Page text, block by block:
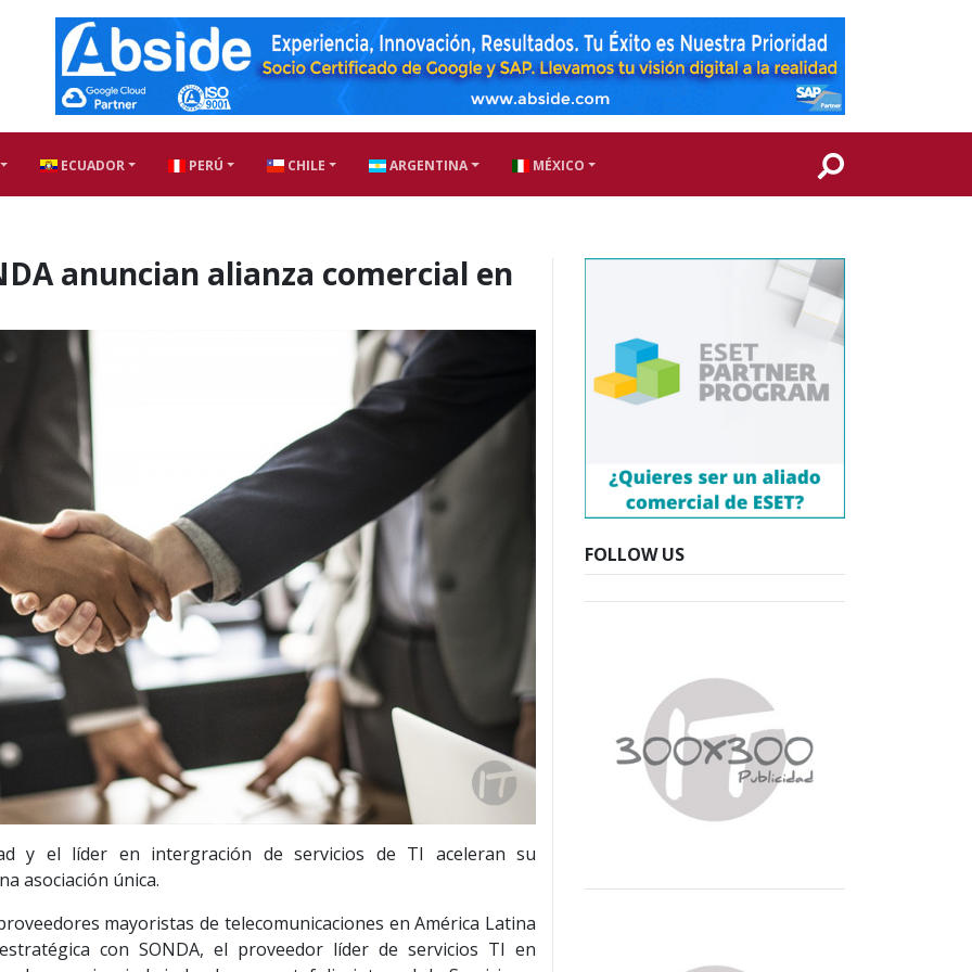
ECUADOR PERÚ CHILE ARGENTINA MÉXICO
anuncian alianza comercial en
y el líder en intergración de servicios de TI aceleran su
asociación única.
mayoristas de telecomunicaciones en América Latina
con SONDA, el proveedor líder de servicios TI en
FOLLOW US